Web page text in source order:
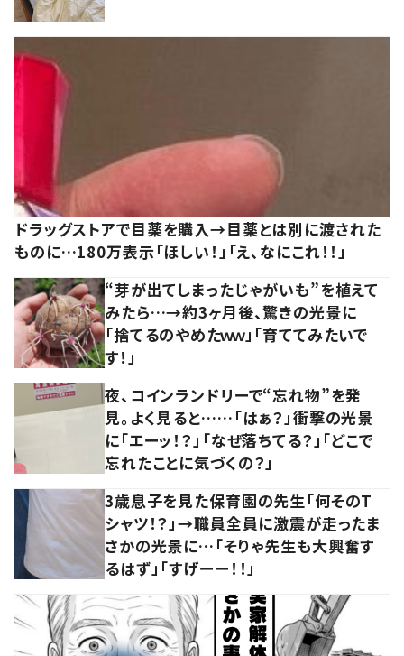
ドラッグストアで目薬を購入→目薬とは別に渡された
ものに…180万表示「ほしい！」「え、なにこれ！！」
“芽が出てしまったじゃがいも”を植えて
みたら…→約3ヶ月後、驚きの光景に
「捨てるのやめたｗｗ」「育ててみたいで
す！」
夜、コインランドリーで“忘れ物”を発
見。よく見ると……「はぁ？」衝撃の光景
に「エーッ！？」「なぜ落ちてる？」「どこで
忘れたことに気づくの？」
3歳息子を見た保育園の先生「何そのT
シャツ！？」→職員全員に激震が走ったま
さかの光景に…「そりゃ先生も大興奮す
るはず」「すげーー！！」